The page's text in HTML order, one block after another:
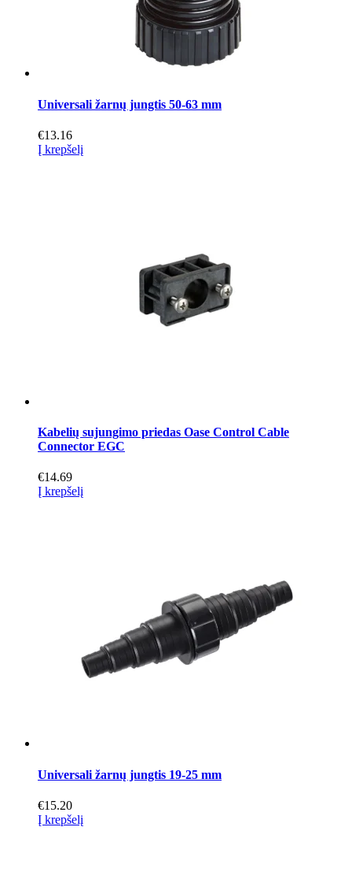
Universali žarnų jungtis 50-63 mm
€13.16
Į krepšelį
Kabelių sujungimo priedas Oase Control Cable
Connector EGC
€14.69
Į krepšelį
Universali žarnų jungtis 19-25 mm
€15.20
Į krepšelį